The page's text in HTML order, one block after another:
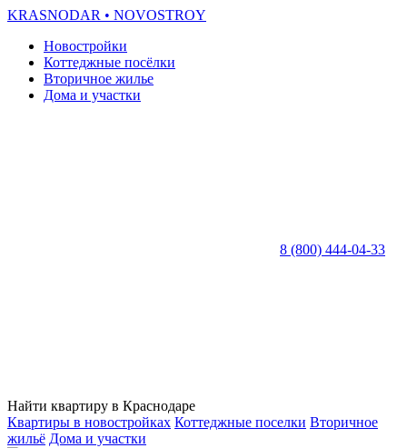
KRASNODAR • NOVOSTROY
Новостройки
Коттеджные посёлки
Вторичное жилье
Дома и участки
8 (800) 444-04-33
Найти квартиру в Краснодаре
Квартиры в новостройках Коттеджные поселки Вторичное
жильё Дома и участки